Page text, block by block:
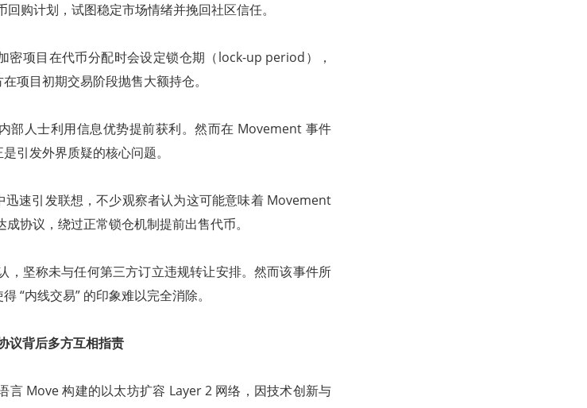
购计划，试图稳定市场情绪并挽回社区信任。
密项目在代币分配时会设定锁仓期（lock-up period），
项目初期交易阶段抛售大额持仓。
部人士利用信息优势提前获利。然而在 Movement 事件
引发外界质疑的核心问题。
速引发联想，不少观察者认为这可能意味着 Movement
协议，绕过正常锁仓机制提前出售代币。
坚称未与任何第三方订立违规转让安排。然而该事件所
“内线交易” 的印象难以完全消除。
议背后多方互相指责
Move 构建的以太坊扩容 Layer 2 网络，因技术创新与